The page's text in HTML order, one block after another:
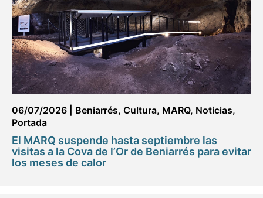
06/07/2026 Beniarrés, Cultura, MARQ, Noticias,
Portada
El MARQ suspende hasta septiembre las
visitas a la Cova de l’Or de Beniarrés para evitar
los meses de calor